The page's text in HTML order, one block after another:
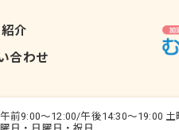
前9:00～12:00/午後14:30～19:00
日・日曜日・祝日
介
合わせ